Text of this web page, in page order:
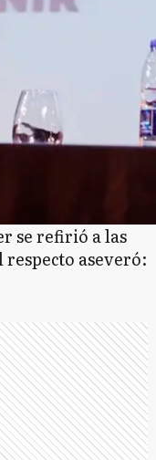
se refirió a las
aseveró: